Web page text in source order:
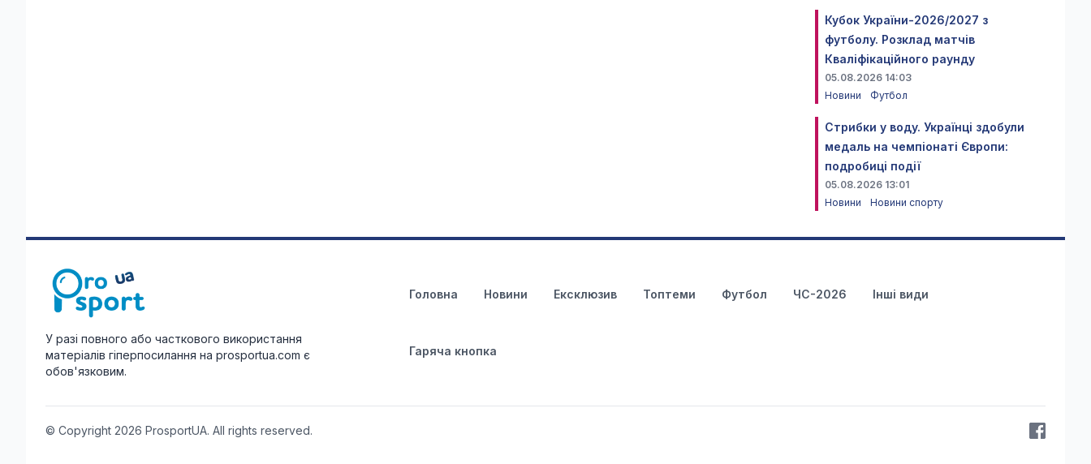
Кубок України-2026/2027 з
футболу. Розклад матчів
Кваліфікаційного раунду
05.08.2026 14:03
Новини
Футбол
Стрибки у воду. Українці здобули
медаль на чемпіонаті Європи:
подробиці події
05.08.2026 13:01
Новини
Новини спорту
У разі повного або часткового використання
матеріалів гіперпосилання на prosportua.com є
обов'язковим.
Головна Новини Ексклюзив Топтеми Футбол ЧС-2026 Інші види
Гаряча кнопка
© Copyright 2026 ProsportUA. All rights reserved.